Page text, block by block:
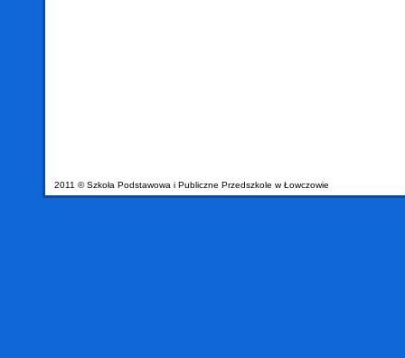
2011 © Szkoła Podstawowa i Publiczne Przedszkole w Łowczowie